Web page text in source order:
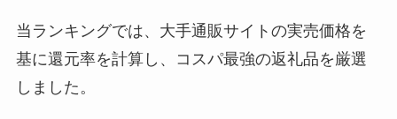
当ランキングでは、大手通販サイトの実売価格を
基に還元率を計算し、コスパ最強の返礼品を厳選
しました。